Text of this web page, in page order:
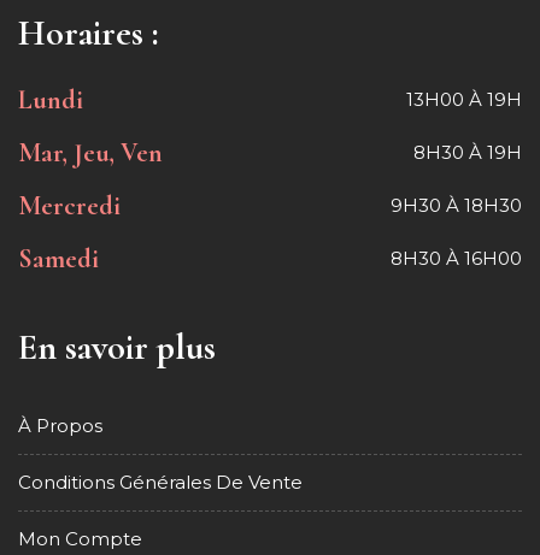
Horaires :
Lundi 13H00 À 19H
Mar, Jeu, Ven 8H30 À 19H
Mercredi 9H30 À 18H30
Samedi 8H30 À 16H00
En savoir plus
À Propos
Conditions Générales De Vente
Mon Compte